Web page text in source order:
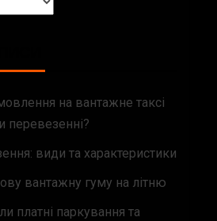
на вантажне таксі
перевезенні?
види та характеристики
вантажну гуму на літню
платні паркування та